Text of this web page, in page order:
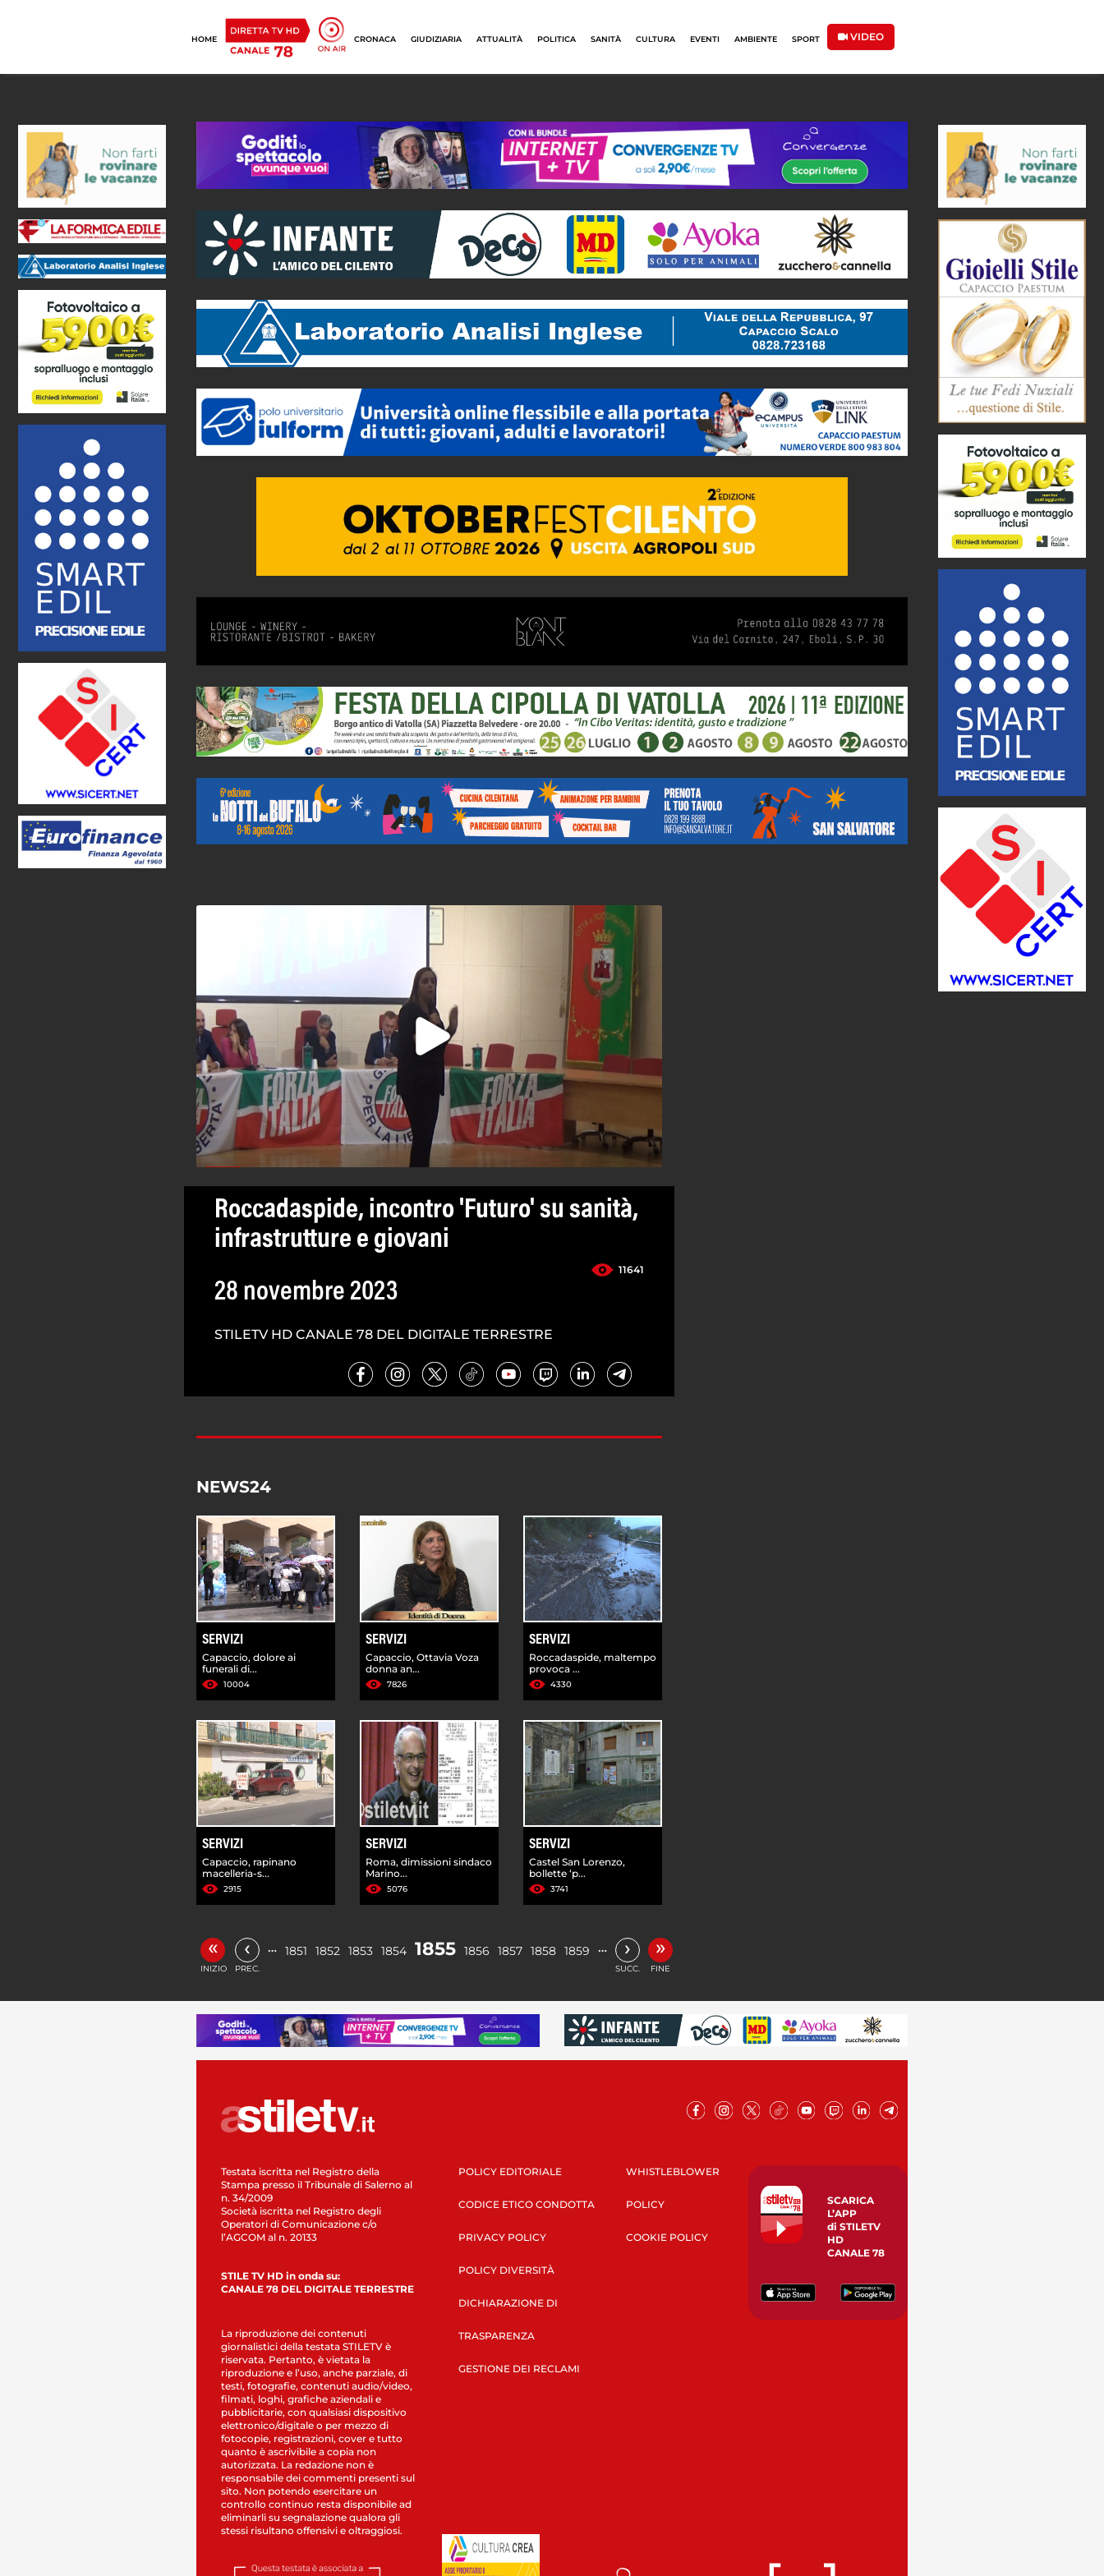
HOME CRONACA GIUDIZIARIA ATTUALITÀ POLITICA SANITÀ CULTURA EVENTI AMBIENTE SPORT VIDEO
Roccadaspide, incontro 'Futuro' su sanità,
infrastrutture e giovani
11641
28 novembre 2023
STILETV HD CANALE 78 DEL DIGITALE TERRESTRE
NEWS24
SERVIZI
Capaccio, dolore ai
funerali di...
10004
SERVIZI
Capaccio, Ottavia Voza
donna an...
7826
SERVIZI
Roccadaspide, maltempo
provoca ...
4330
SERVIZI
Capaccio, rapinano
macelleria-s...
2915
SERVIZI
Roma, dimissioni sindaco
Marino...
5076
SERVIZI
Castel San Lorenzo,
bollette ‘p...
3741
«
INIZIO
‹
PREC.
… 1851 1852 1853 1854 1855 1856 1857 1858 1859 … ›
SUCC.
»
FINE
Testata iscritta nel Registro della
Stampa presso il Tribunale di Salerno al
n. 34/2009
Società iscritta nel Registro degli
Operatori di Comunicazione c/o
l’AGCOM al n. 20133
STILE TV HD in onda su:
CANALE 78 DEL DIGITALE TERRESTRE
La riproduzione dei contenuti
giornalistici della testata STILETV è
riservata. Pertanto, è vietata la
riproduzione e l’uso, anche parziale, di
testi, fotografie, contenuti audio/video,
filmati, loghi, grafiche aziendali e
pubblicitarie, con qualsiasi dispositivo
elettronico/digitale o per mezzo di
fotocopie, registrazioni, cover e tutto
quanto è ascrivibile a copia non
autorizzata. La redazione non è
responsabile dei commenti presenti sul
sito. Non potendo esercitare un
controllo continuo resta disponibile ad
eliminarli su segnalazione qualora gli
stessi risultano offensivi e oltraggiosi.
POLICY EDITORIALE
CODICE ETICO CONDOTTA
PRIVACY POLICY
POLICY DIVERSITÀ
DICHIARAZIONE DI
TRASPARENZA
GESTIONE DEI RECLAMI
WHISTLEBLOWER
POLICY
COOKIE POLICY
SCARICA
L’APP
di STILETV
HD
CANALE 78